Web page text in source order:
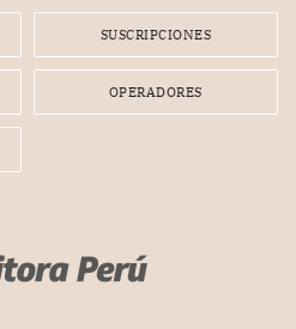
SUSCRIPCIONES
OPERADORES